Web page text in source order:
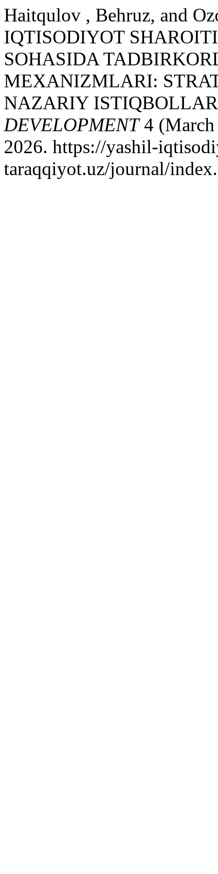
Haitqulov , Behruz, and
IQTISODIYOT
SOHASIDA
MEXANIZMLARI:
NAZARIY
DEVELOPMENT4 (March
2026. https://yashil-
taraqqiyot.uz/journal/